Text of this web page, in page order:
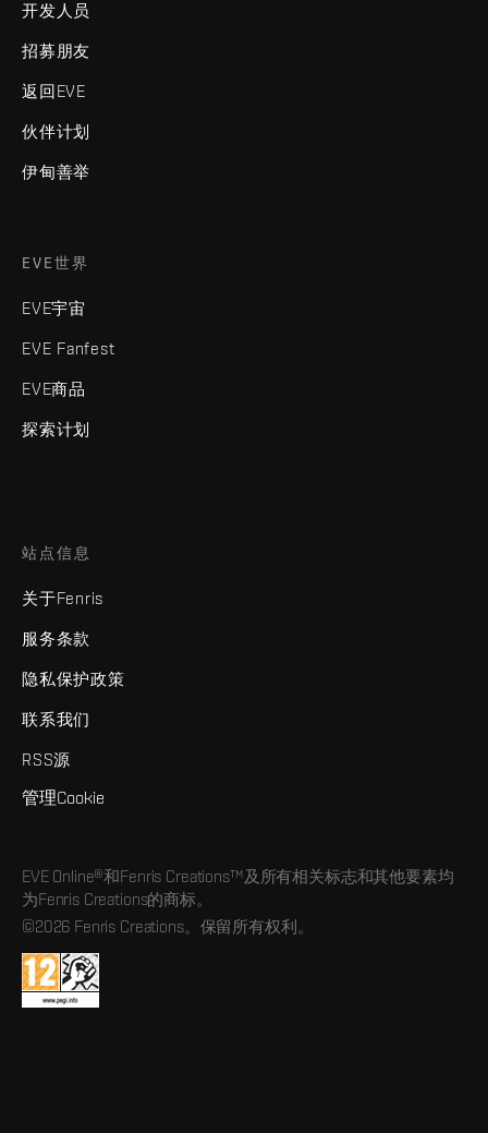
开发人员
招募朋友
返回EVE
伙伴计划
伊甸善举
EVE世界
EVE宇宙
EVE Fanfest
EVE商品
探索计划
站点信息
关于Fenris
服务条款
隐私保护政策
联系我们
RSS源
管理Cookie
EVE Online®和Fenris Creations™及所有相关标志和其他要素均
为Fenris Creations的商标。
©2026 Fenris Creations。保留所有权利。